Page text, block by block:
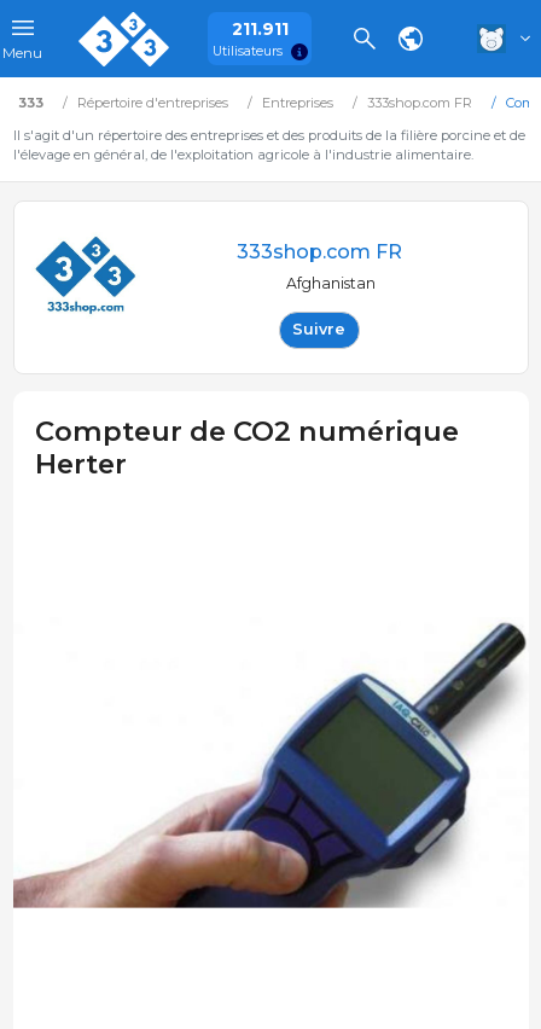
Menu
211.911
Utilisateurs
333 Répertoire d'entreprises Entreprises 333shop.com FR
Il s'agit d'un répertoire des entreprises et des produits de la filière porcine et de
l'élevage en général, de l'exploitation agricole à l'industrie alimentaire.
333shop.com FR
Afghanistan
Suivre
Compteur de CO2 numérique
Herter